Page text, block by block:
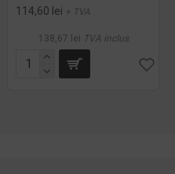
114,60 lei + TVA
138,67 lei TVA inclus